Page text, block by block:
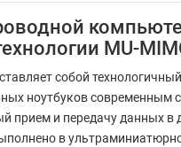
MU-
собой
ноутбуков современным
прием и передачу данных
в